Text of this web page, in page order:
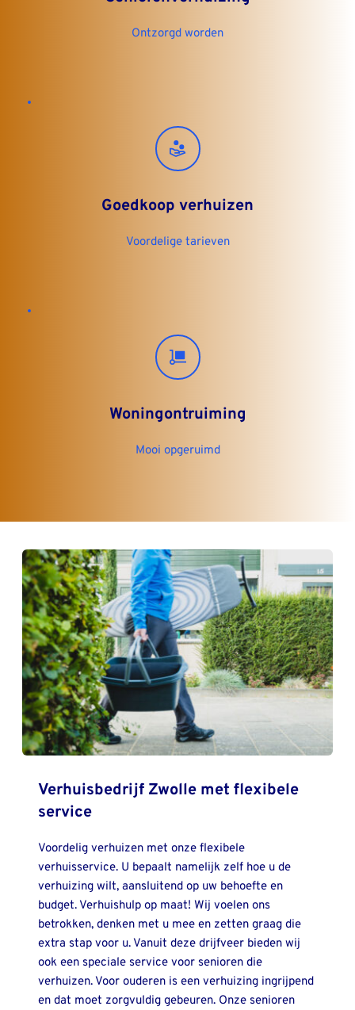
Ontzorgd worden
Goedkoop verhuizen
Voordelige tarieven
Woningontruiming
Mooi opgeruimd
Verhuisbedrijf Zwolle met flexibele
service
Voordelig verhuizen met onze flexibele
verhuisservice. U bepaalt namelijk zelf hoe u de
verhuizing wilt, aansluitend op uw behoefte en
budget. Verhuishulp op maat! Wij voelen ons
betrokken, denken met u mee en zetten graag die
extra stap voor u. Vanuit deze drijfveer bieden wij
ook een speciale service voor senioren die
verhuizen. Voor ouderen is een verhuizing ingrijpend
en dat moet zorgvuldig gebeuren. Onze senioren